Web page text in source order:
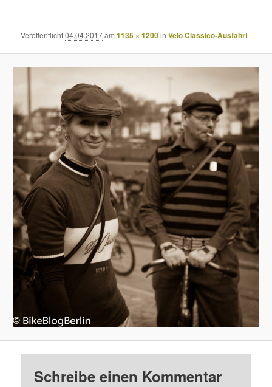
Veröffentlicht04.04.2017am1135 × 1200inVelo Classico-Ausfahrt
Schreibe einen Kommentar